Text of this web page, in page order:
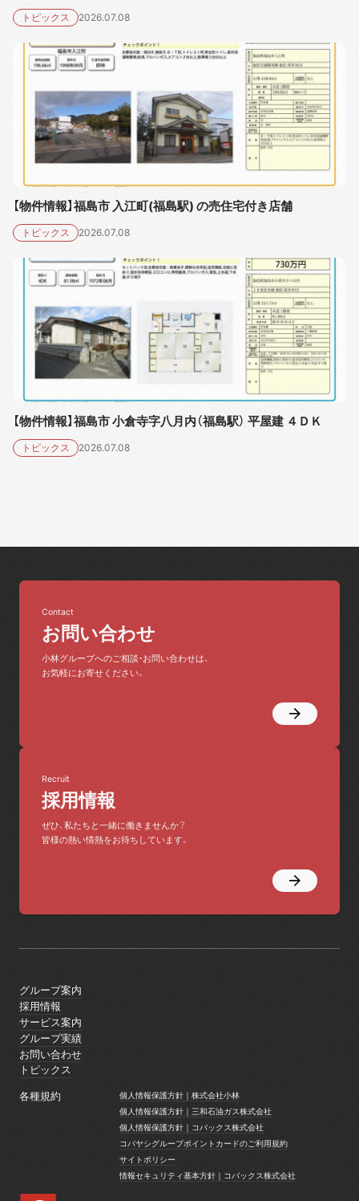
トピックス 2026.07.08
【物件情報】福島市 入江町(福島駅) の売住宅付き店舗
トピックス 2026.07.08
【物件情報】福島市 小倉寺字八月内（福島駅） 平屋建 ４ＤＫ
トピックス 2026.07.08
お問い合わせ
Contact
小林グループへのご相談・お問い合わせは、
お気軽にお寄せください。
採用情報
Recruit
ぜひ、私たちと一緒に働きませんか？
皆様の熱い情熱をお待ちしています。
グループ案内
グループ案内
採用情報
採用情報
サービス案内
サービス案内
グループ実績
グループ実績
お問い合わせ
お問い合わせ
トピックス
各種規約
個人情報保護方針｜株式会社小林
個人情報保護方針｜株式会社小林
個人情報保護方針｜三和石油ガス株式会社
個人情報保護方針｜三和石油ガス株式会社
個人情報保護方針｜コバックス株式会社
個人情報保護方針｜コバックス株式会社
コバヤシグループポイントカードのご利用規約
コバヤシグループポイントカードのご利用規約
サイトポリシー
サイトポリシー
情報セキュリティ基本方針｜コバックス株式会社